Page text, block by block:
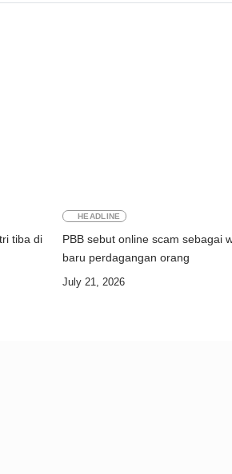
tiba di
HEADLINE
PBB sebut online scam sebagai
July 21, 2026